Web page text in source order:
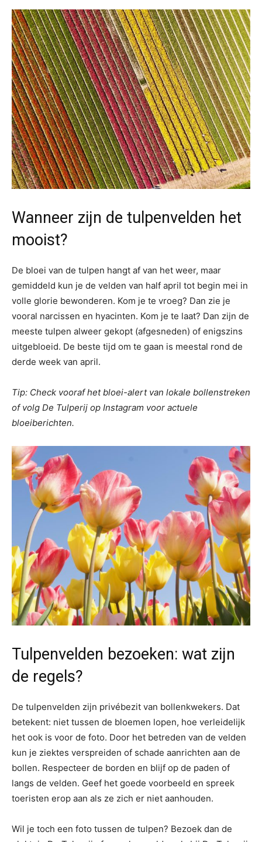
Wanneer zijn de tulpenvelden het
mooist?
De bloei van de tulpen hangt af van het weer, maar
gemiddeld kun je de velden van half april tot begin mei in
volle glorie bewonderen. Kom je te vroeg? Dan zie je
vooral narcissen en hyacinten. Kom je te laat? Dan zijn de
meeste tulpen alweer gekopt (afgesneden) of enigszins
uitgebloeid. De beste tijd om te gaan is meestal rond de
derde week van april.
Tip: Check vooraf het bloei-alert van lokale bollenstreken
of volg De Tulperij op Instagram voor actuele
bloeiberichten.
Tulpenvelden bezoeken: wat zijn
de regels?
De tulpenvelden zijn privébezit van bollenkwekers. Dat
betekent: niet tussen de bloemen lopen, hoe verleidelijk
het ook is voor de foto. Door het betreden van de velden
kun je ziektes verspreiden of schade aanrichten aan de
bollen. Respecteer de borden en blijf op de paden of
langs de velden. Geef het goede voorbeeld en spreek
toeristen erop aan als ze zich er niet aanhouden.
Wil je toch een foto tussen de tulpen? Bezoek dan de